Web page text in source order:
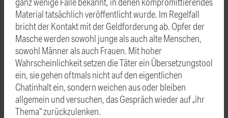
Material tatsächlich veröffentlicht wurde. Im Regelfall
bricht der Kontakt mit der Geldforderung ab. Opfer der
Masche werden sowohl junge als auch alte Menschen,
sowohl Männer als auch Frauen. Mit hoher
Wahrscheinlichkeit setzen die Täter ein Übersetzungstool
ein, sie gehen oftmals nicht auf den eigentlichen
Chatinhalt ein, sondern weichen aus oder bleiben
allgemein und versuchen, das Gespräch wieder auf „ihr
Thema“ zurückzulenken.